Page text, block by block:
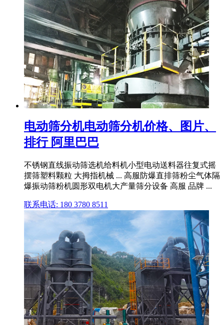
电动筛分机电动筛分机价格、图片、
排行 阿里巴巴
不锈钢直线振动筛选机给料机小型电动送料器往复式摇
摆筛塑料颗粒 大拇指机械 ... 高服防爆直排筛粉尘气体隔
爆振动筛粉机圆形双电机大产量筛分设备 高服 品牌 ...
联系电话: 180 3780 8511